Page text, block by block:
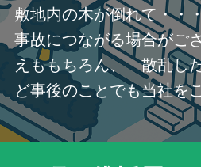
敷地内の木が倒れて・・・
事故につながる場合がご
えももちろん、 散乱し
ど事後のことでも当社を